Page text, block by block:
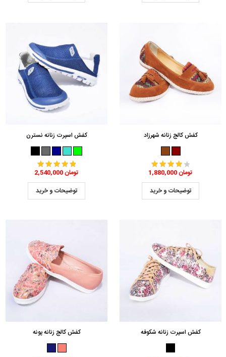
کفش کالج زنانه شهرزاد
1,880,000 تومان
توضیحات و خرید
کفش اسپرت زنانه نسترن
2,540,000 تومان
توضیحات و خرید
کفش اسپرت زنانه شکوفه کفش کالج زنانه پونه